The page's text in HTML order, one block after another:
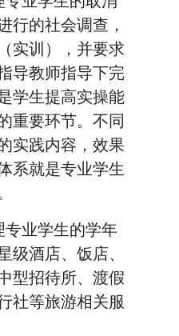
行的社会调查，
实训），并要求
导教师指导下完
学生提高实操能
重要环节。不同
实践内容，效果
系就是专业学生
业学生的学年
级酒店、饭店、
型招待所、渡假
社等旅游相关服